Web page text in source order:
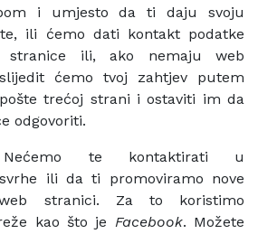
i umjesto da ti daju svoju
ili ćemo dati kontakt podatke
stranice ili, ako nemaju web
ćemo tvoj zahtjev putem
trećoj strani i ostaviti im da
odgovoriti.
Nećemo te kontaktirati u
ili da ti promoviramo nove
stranici. Za to koristimo
kao što je Facebook. Možete